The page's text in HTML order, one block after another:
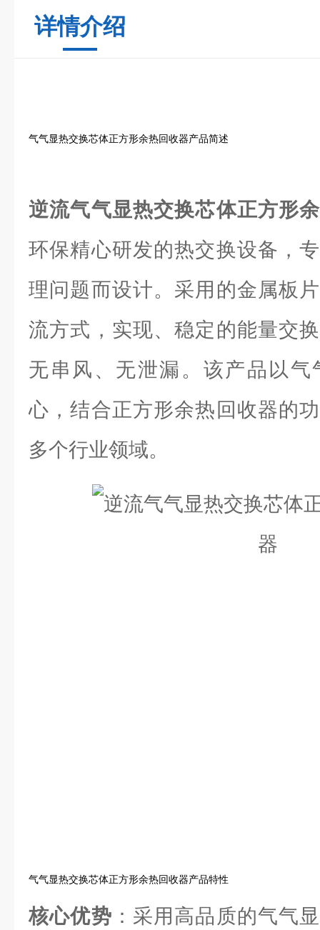
详情介绍
气气显热交换芯体正方形余热回收器产品简述
逆流气气显热交换芯体正方形
环保精心研发的热交换设备，
理问题而设计。采用的金属板
流方式，实现、稳定的能量交
无串风、无泄漏。该产品以
心，结合正方形余热回收器的
多个行业领域。
气气显热交换芯体正方形余热回收器产品特性
核心优势 ：采用高品质的气气